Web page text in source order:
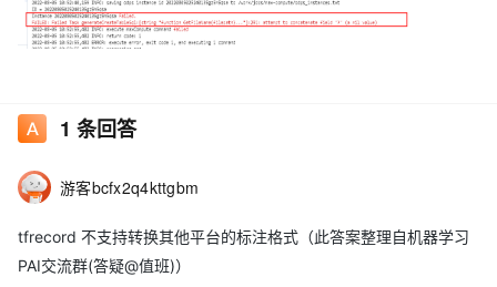
1 条回答
游客bcfx2q4kttgbm
tfrecord 不支持转换其他平台的标注格式（此答案整理自机器学习
PAI交流群(答疑@值班)）